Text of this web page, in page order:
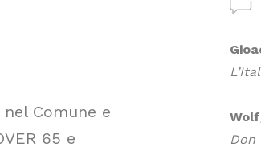
Comune e
65 e
Don